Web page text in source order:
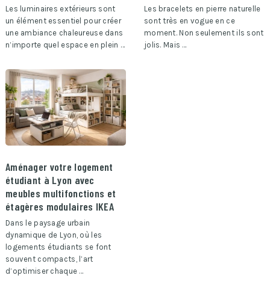
Les luminaires extérieurs sont
un élément essentiel pour créer
une ambiance chaleureuse dans
n’importe quel espace en plein …
Les bracelets en pierre naturelle
sont très en vogue en ce
moment. Non seulement ils sont
jolis. Mais …
Aménager votre logement
étudiant à Lyon avec
meubles multifonctions et
étagères modulaires IKEA
Dans le paysage urbain
dynamique de Lyon, où les
logements étudiants se font
souvent compacts, l’art
d’optimiser chaque …